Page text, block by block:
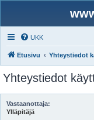
UKK
Etusivu Yhteystiedot
Yhteystiedot
Vastaanottaja:
Ylläpitäjä